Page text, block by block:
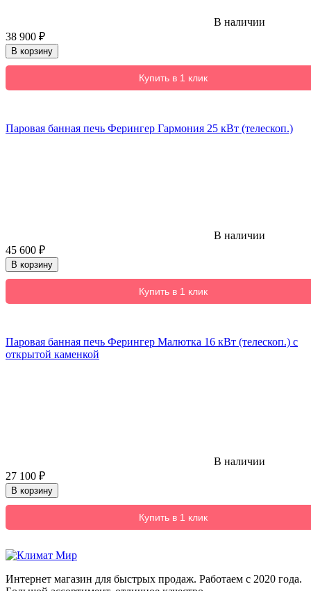
В наличии
38 900 ₽
В корзину
Купить в 1 клик
Паровая банная печь Ферингер Гармония 25 кВт (телескоп.)
В наличии
45 600 ₽
В корзину
Купить в 1 клик
Паровая банная печь Ферингер Малютка 16 кВт (телескоп.) с
открытой каменкой
В наличии
27 100 ₽
В корзину
Купить в 1 клик
Интернет магазин для быстрых продаж. Работаем с 2020 года.